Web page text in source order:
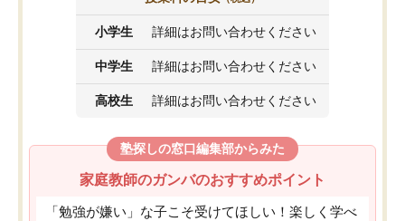
小学生 詳細はお問い合わせください
中学生 詳細はお問い合わせください
高校生 詳細はお問い合わせください
塾探しの窓口編集部からみた
家庭教師のガンバのおすすめポイント
「勉強が嫌い」な子こそ受けてほしい！楽しく学べ